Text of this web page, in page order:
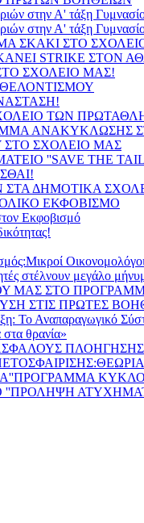
στην Α' τάξη
στην Α' τάξη
ΣΚΑΚΙ ΣΤΟ
STRIKE ΣΤΟΝ
ΣΧΟΛΕΙΟ ΜΑΣ!
ΤΩΝ
ΑΝΑΚΥΚΛΩΣΗΣ
ΣΤΟ ΣΧΟΛΕΙΟ ΜΑΣ
''SAVE THE
ΔΗΜΟΤΙΚΑ
ΕΚΦΟΒΙΣΜΟ
Εκφοβισμό
στέλνουν μεγάλο
ΣΤΟ
ΣΤΙΣ ΠΡΩΤΕΣ
Το Αναπαραγωγικό
θρανία»
ΠΛΟΗΓΗΣΗΣ
''ΠΡΟΛΗΨΗ